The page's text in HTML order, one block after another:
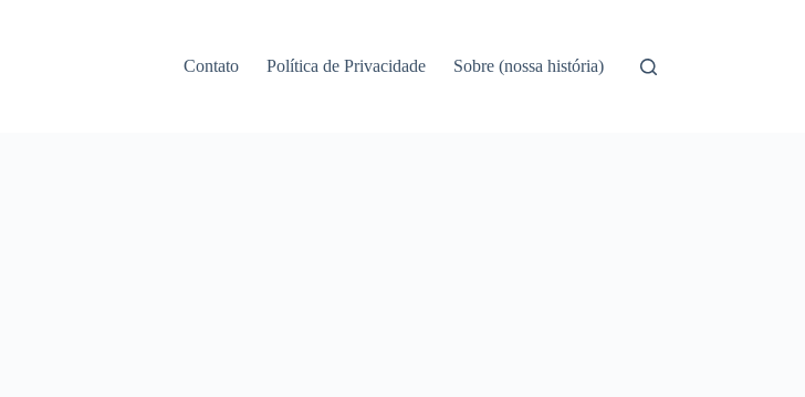
Contato Política de Privacidade Sobre (nossa história)